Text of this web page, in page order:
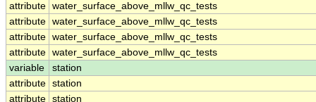
attribute water_surface_above_mllw_qc_tests
attribute water_surface_above_mllw_qc_tests
attribute water_surface_above_mllw_qc_tests
attribute water_surface_above_mllw_qc_tests
variable
station
attribute station
attribute station